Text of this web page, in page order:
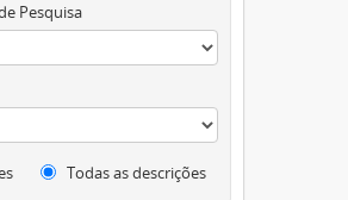
Pesquisa
Todas as descrições